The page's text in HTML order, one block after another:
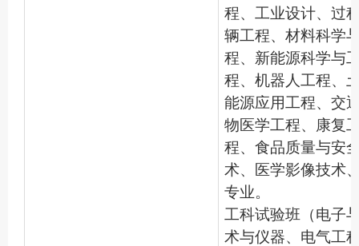
程、工业设计、过
辆工程、材料科学
程、新能源科学与
程、机器人工程、
能源应用工程、交
物医学工程、康复
程、食品质量与安
术、医学影像技术
专业。
工科试验班（电子
术与仪器、电气工